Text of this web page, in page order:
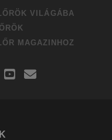
VILÁGÁBA
MAGAZINHOZ
youtube
email